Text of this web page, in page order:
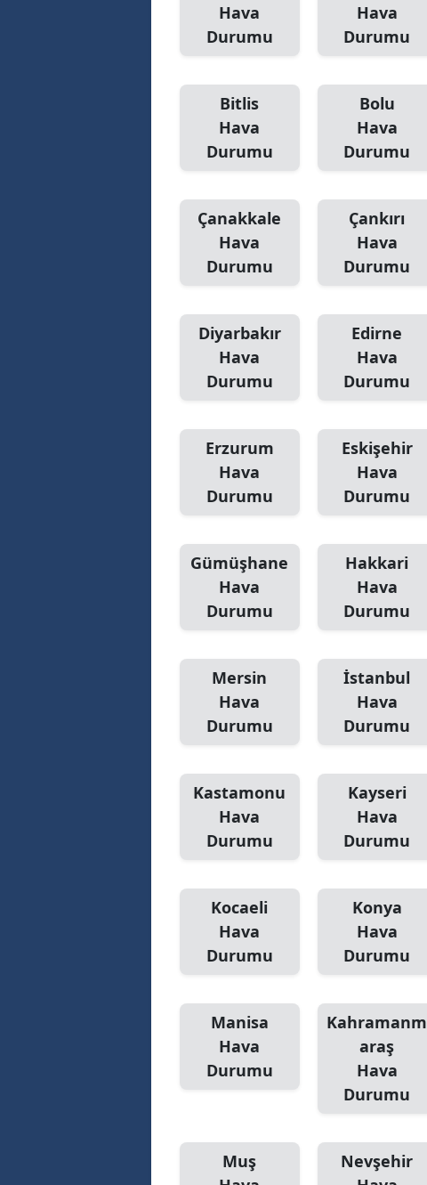
Hava
Durumu
Hava
Durumu
Bitlis
Hava
Durumu
Bolu
Hava
Durumu
Çanakkale
Hava
Durumu
Çankırı
Hava
Durumu
Diyarbakır
Hava
Durumu
Edirne
Hava
Durumu
Erzurum
Hava
Durumu
Eskişehir
Hava
Durumu
Gümüşhane
Hava
Durumu
Hakkari
Hava
Durumu
Mersin
Hava
Durumu
İstanbul
Hava
Durumu
Kastamonu
Hava
Durumu
Kayseri
Hava
Durumu
Kocaeli
Hava
Durumu
Konya
Hava
Durumu
Manisa
Hava
Durumu
Kahramanm
araş
Hava
Durumu
Muş
Nevşehir